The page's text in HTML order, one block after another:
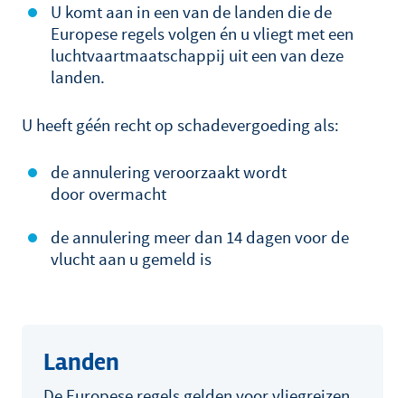
U komt aan in een van de landen die de
Europese regels volgen én u vliegt met een
luchtvaartmaatschappij uit een van deze
landen.
U heeft géén recht op schadevergoeding als:
de annulering veroorzaakt wordt
door overmacht
de annulering meer dan 14 dagen voor de
vlucht aan u gemeld is
Landen